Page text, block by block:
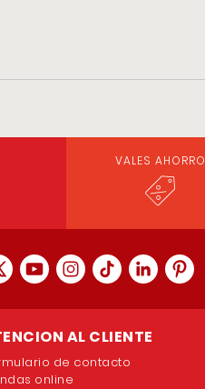
VALES AHORRO
AL CLIENTE
de contacto
online